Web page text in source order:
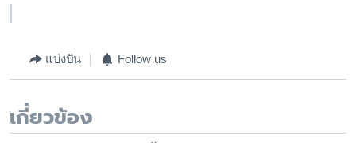
แบ่งปัน Follow us
เกี่ยวข้อง